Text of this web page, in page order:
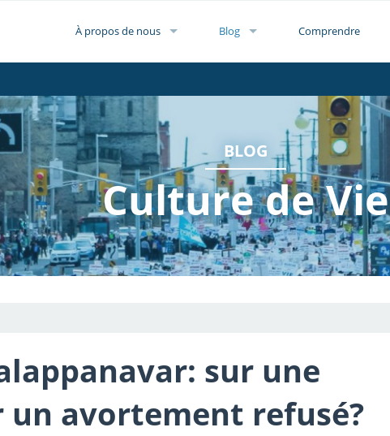
À propos de nous Blog Comprendre
BLOG
Culture de Vie
sur une
un avortement refusé?